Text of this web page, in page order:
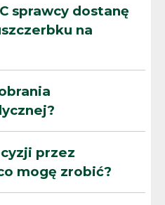
sprawcy dostanę
na
przez
mogę zrobić?